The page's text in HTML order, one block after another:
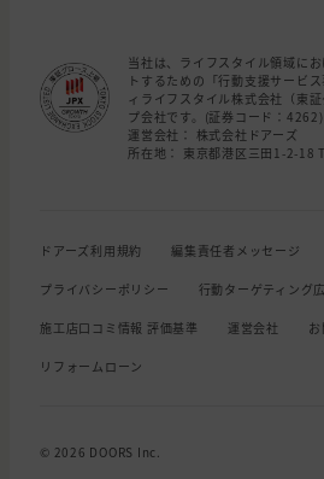
当社は、ライフスタイル領域に
トするための「行動支援サービ
ィライフスタイル株式会社（東
プ会社です。(証券コード：4262)
運営会社： 株式会社ドアーズ
所在地： 東京都港区三田1-2-18
ドアーズ利用規約 編集責任者メッセージ
プライバシーポリシー 行動ターゲティング
施工店口コミ情報 評価基準 運営会社
リフォームローン
© 2026 DOORS Inc.